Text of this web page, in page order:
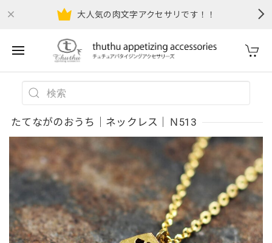
大人気の肉文字アクセサリです！！
たてながのおうち｜ネックレス｜Ｎ513